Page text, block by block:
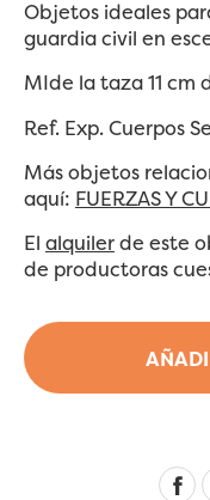
Objetos ideales
guardia civil en
MIde la taza 11
Ref. Exp. Cuerpos
Más objetos
aquí: FUERZAS Y
El alquilerde este
de productoras